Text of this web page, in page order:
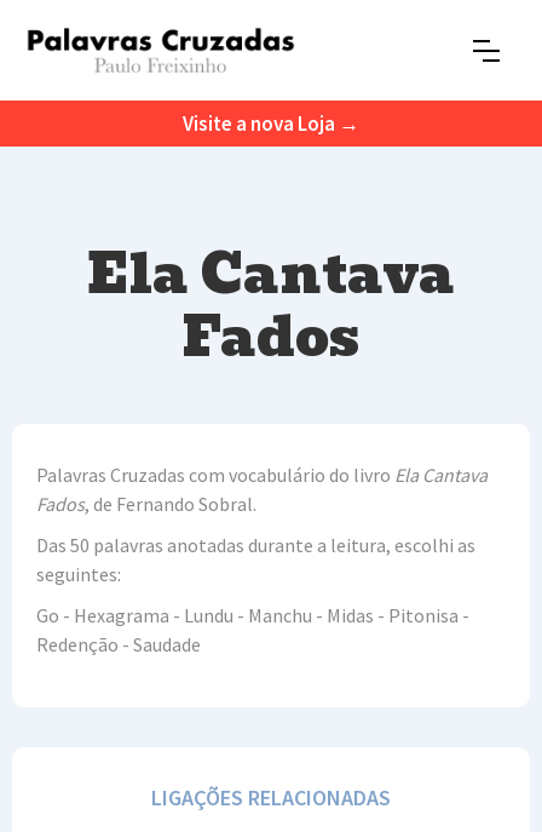
Visite a nova Loja →
Ela Cantava
Fados
Palavras Cruzadas com vocabulário do livro Ela Cantava
Fados, de Fernando Sobral.
Das 50 palavras anotadas durante a leitura, escolhi as
seguintes:
Go - Hexagrama - Lundu - Manchu - Midas - Pitonisa -
Redenção - Saudade
LIGAÇÕES RELACIONADAS